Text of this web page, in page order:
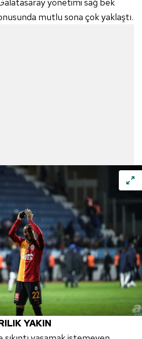
yönetimi sağ bek
mutlu sona çok yaklaştı.
YAKIN